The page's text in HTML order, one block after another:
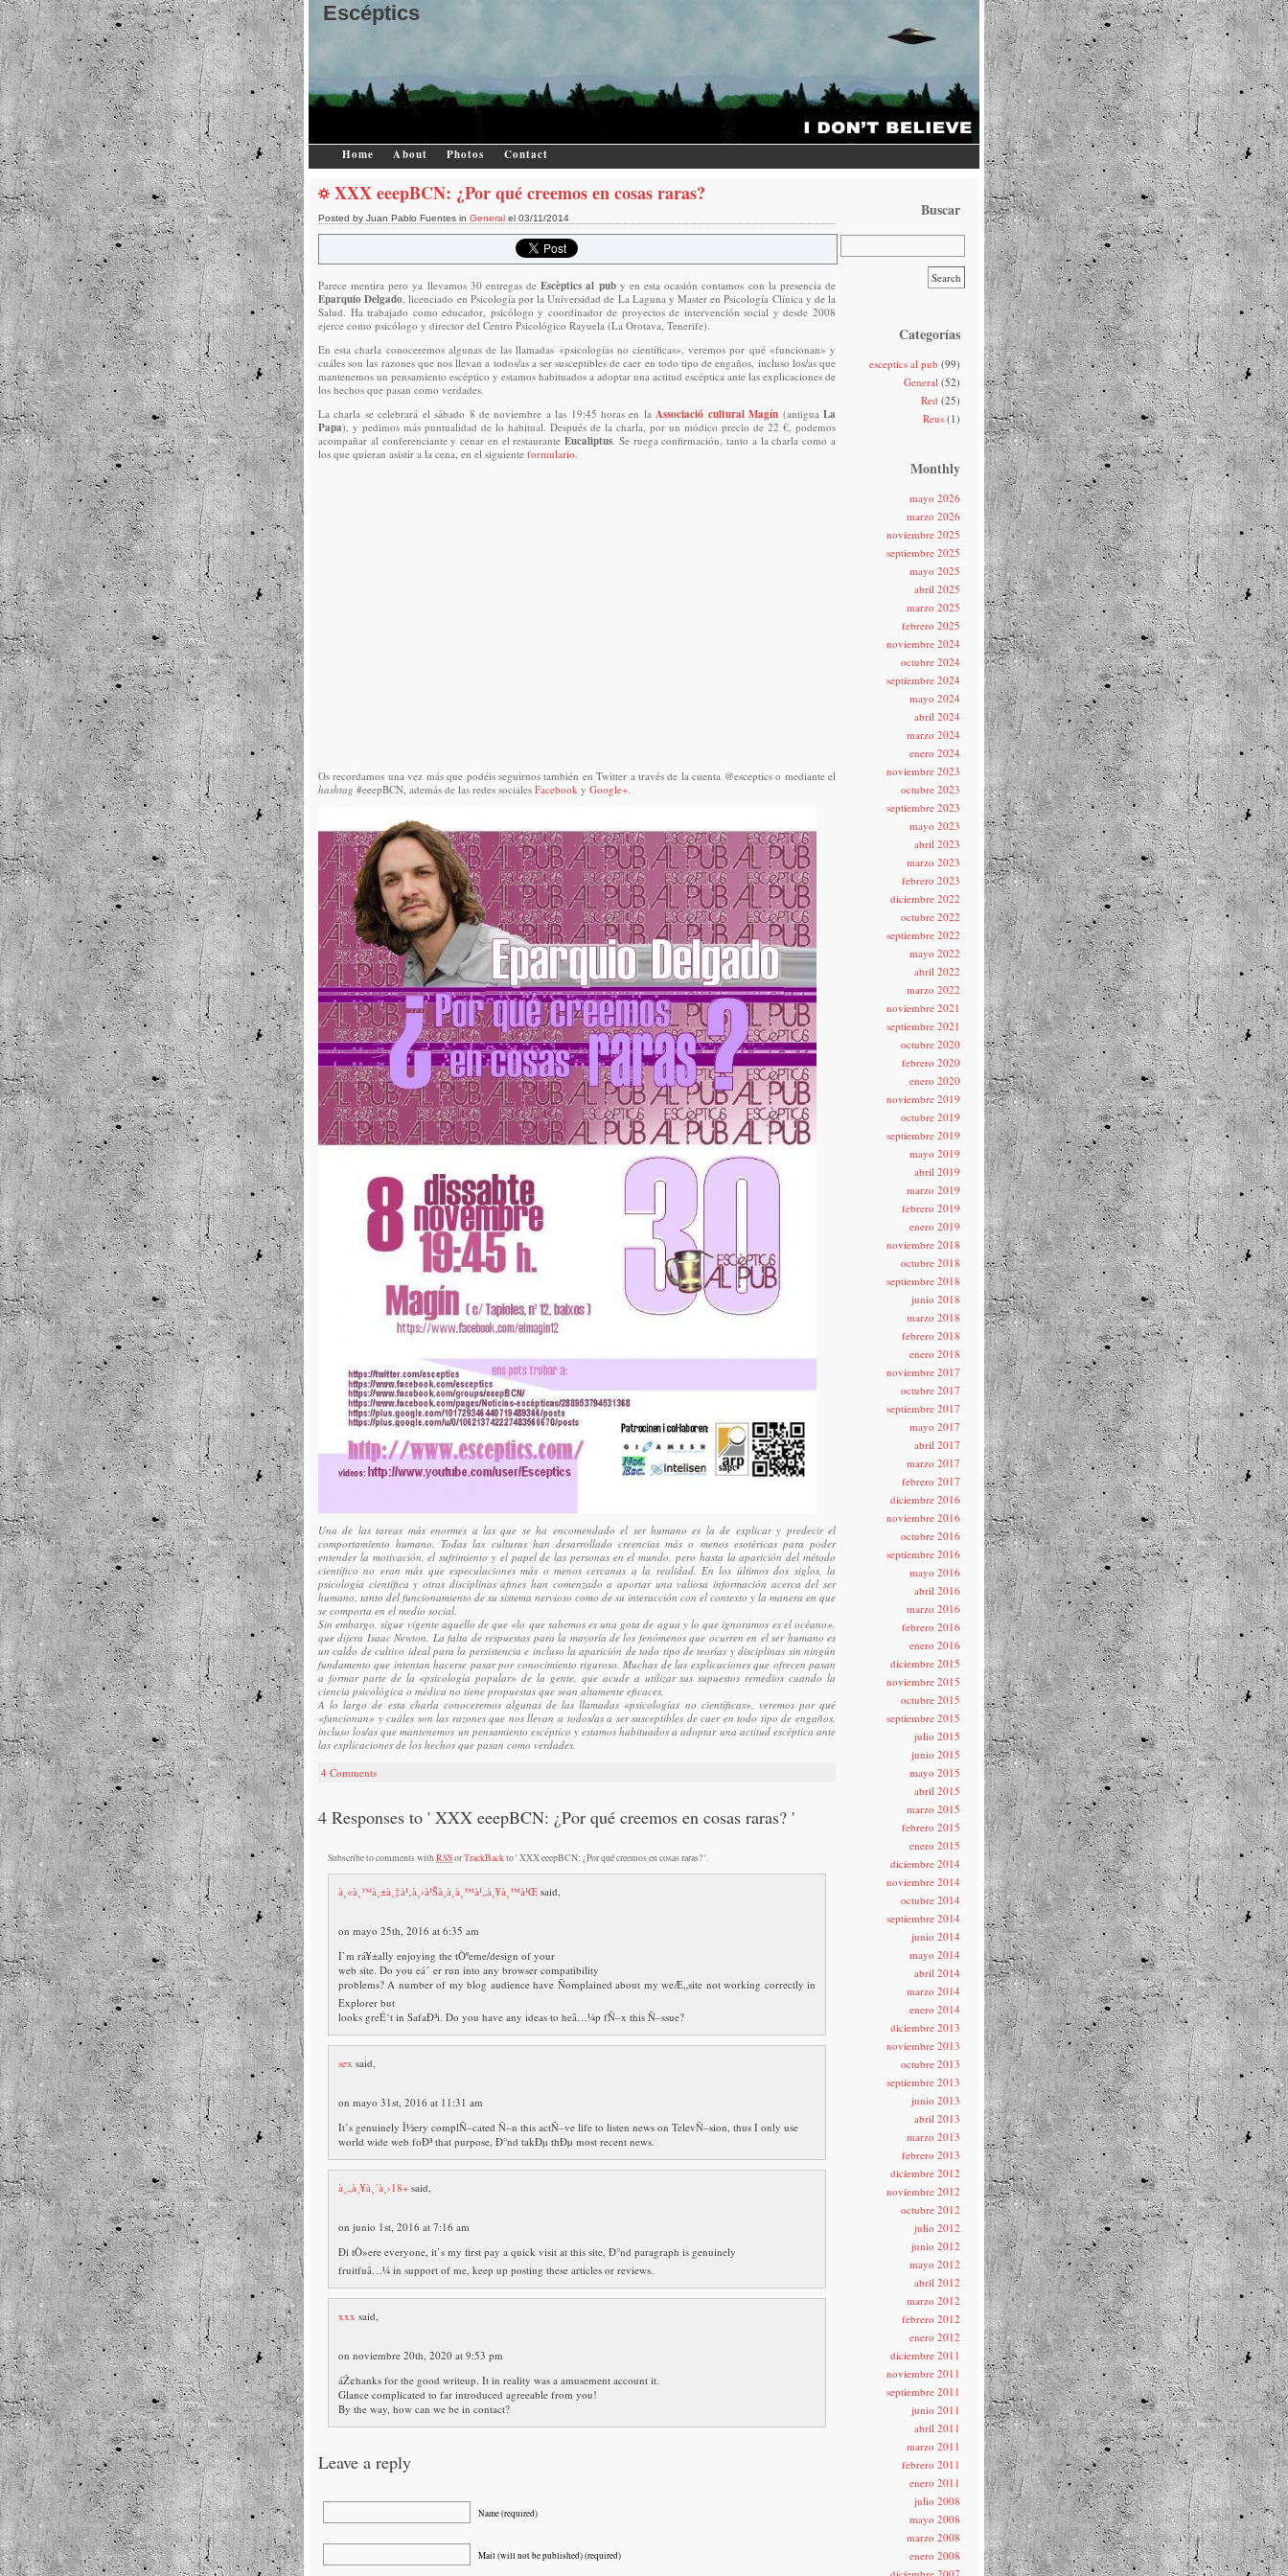
Escéptics
Home About Photos Contact
XXX eeepBCN: ¿Por qué creemos en cosas raras?
Posted by Juan Pablo Fuentes in General el 03/11/2014
Parece mentira pero ya llevamos 30 entregas deEscèptics al puby en esta ocasión contamos con la presencia de
Eparquio Delgado, licenciado en Psicología por la Universidad de La Laguna y Master en Psicología Clínica y de la
Salud. Ha trabajado como educador, psicólogo y coordinador de proyectos de intervención social y desde 2008
ejerce como psicólogo y director del Centro Psicológico Rayuela (La Orotava, Tenerife).
En esta charla conoceremos algunas de las llamadas «psicologías no científicas», veremos por qué «funcionan» y
cuáles son las razones que nos llevan a todos/as a ser susceptibles de caer en todo tipo de engaños, incluso los/as que
mantenemos un pensamiento escéptico y estamos habituados a adoptar una actitud escéptica ante las explicaciones de
los hechos que pasan como verdades.
La charla se celebrará el sábado 8 de noviembre a las 19:45 horas en laAssociació cultural Magín (antiguaLa
Papa), y pedimos más puntualidad de lo habitual. Después de la charla, por un módico precio de 22 €, podemos
acompañar al conferenciante y cenar en el restauranteEucaliptus. Se ruega confirmación, tanto a la charla como a
los que quieran asistir a la cena, en el siguiente formulario.
Os recordamos una vez más que podéis seguirnos también en Twitter a través de la cuenta @esceptics o mediante el
hashtag #eeepBCN, además de las redes sociales Facebook y Google+.
Una de las tareas más enormes a las que se ha encomendado el ser humano es la de explicar y predecir el
comportamiento humano. Todas las culturas han desarrollado creencias más o menos esotéricas para poder
entender la motivación, el sufrimiento y el papel de las personas en el mundo, pero hasta la aparición del método
científico no eran más que especulaciones más o menos cercanas a la realidad. En los últimos dos siglos, la
psicología científica y otras disciplinas afines han comenzado a aportar una valiosa información acerca del ser
humano, tanto del funcionamiento de su sistema nervioso como de su interacción con el contexto y la manera en que
se comporta en el medio social.
Sin embargo, sigue vigente aquello de que «lo que sabemos es una gota de agua y lo que ignoramos es el océano»,
que dijera Isaac Newton. La falta de respuestas para la mayoría de los fenómenos que ocurren en el ser humano es
un caldo de cultivo ideal para la persistencia e incluso la aparición de todo tipo de teorías y disciplinas sin ningún
fundamento que intentan hacerse pasar por conocimiento riguroso. Muchas de las explicaciones que ofrecen pasan
a formar parte de la «psicología popular» de la gente, que acude a utilizar sus supuestos remedios cuando la
ciencia psicológica o médica no tiene propuestas que sean altamente eficaces.
A lo largo de esta charla conoceremos algunas de las llamadas «psicologías no científicas», veremos por qué
«funcionan» y cuáles son las razones que nos llevan a todos/as a ser susceptibles de caer en todo tipo de engaños,
incluso los/as que mantenemos un pensamiento escéptico y estamos habituados a adoptar una actitud escéptica ante
las explicaciones de los hechos que pasan como verdades.
4 Comments
4 Responses to ' XXX eeepBCN: ¿Por qué creemos en cosas raras? '
Subscribe to comments withRSSorTrackBackto ' XXX eeepBCN: ¿Por qué creemos en cosas raras? '.
à¸«à¸™à¸±à¸‡à¹‚à¸›à¹Šà¸­à¸­à¸™à¹„à¸¥à¸™à¹Œ said,
on mayo 25th, 2016 at 6:35 am
I’m rá¥±ally enjoying the tÒºeme/design of your
web site. Do you eá´ er run into any browser compatibility
problems? A number of my blog audience have Ñomplained about my weÆ„site not working correctly in
Explorer but
looks greÉ‘t in SafaÐ³i. Do you have any ideas to heâ…¼p fÑ–x this Ñ–ssue?
sex said,
on mayo 31st, 2016 at 11:31 am
It’s genuinely Î½ery complÑ–cated Ñ–n this actÑ–ve life to listen news on TelevÑ–sion, thus I only use
world wide web foÐ³ that purpose, Ð°nd takÐµ thÐµ most recent news.
à¸„à¸¥à¸´à¸›18+ said,
on junio 1st, 2016 at 7:16 am
Ði tÒ»ere everyone, it’s my first pay a quick visit at this site, Ð°nd paragraph is genuinely
fruitfuâ…¼ in support of me, keep up posting these articles or reviews.
xxx said,
on noviembre 20th, 2020 at 9:53 pm
áŽ¢hanks for the good writeup. It in reality was a amusement account it.
Glance complicated to far introduced agreeable from you!
By the way, how can we be in contact?
Leave a reply
Name (required)
Mail (will not be published) (required)
Buscar
Categorías
esceptics al pub (99)
General (52)
Red (25)
Reus (1)
Monthly
mayo 2026
marzo 2026
noviembre 2025
septiembre 2025
mayo 2025
abril 2025
marzo 2025
febrero 2025
noviembre 2024
octubre 2024
septiembre 2024
mayo 2024
abril 2024
marzo 2024
enero 2024
noviembre 2023
octubre 2023
septiembre 2023
mayo 2023
abril 2023
marzo 2023
febrero 2023
diciembre 2022
octubre 2022
septiembre 2022
mayo 2022
abril 2022
marzo 2022
noviembre 2021
septiembre 2021
octubre 2020
febrero 2020
enero 2020
noviembre 2019
octubre 2019
septiembre 2019
mayo 2019
abril 2019
marzo 2019
febrero 2019
enero 2019
noviembre 2018
octubre 2018
septiembre 2018
junio 2018
marzo 2018
febrero 2018
enero 2018
noviembre 2017
octubre 2017
septiembre 2017
mayo 2017
abril 2017
marzo 2017
febrero 2017
diciembre 2016
noviembre 2016
octubre 2016
septiembre 2016
mayo 2016
abril 2016
marzo 2016
febrero 2016
enero 2016
diciembre 2015
noviembre 2015
octubre 2015
septiembre 2015
julio 2015
junio 2015
mayo 2015
abril 2015
marzo 2015
febrero 2015
enero 2015
diciembre 2014
noviembre 2014
octubre 2014
septiembre 2014
junio 2014
mayo 2014
abril 2014
marzo 2014
enero 2014
diciembre 2013
noviembre 2013
octubre 2013
septiembre 2013
junio 2013
abril 2013
marzo 2013
febrero 2013
diciembre 2012
noviembre 2012
octubre 2012
julio 2012
junio 2012
mayo 2012
abril 2012
marzo 2012
febrero 2012
enero 2012
diciembre 2011
noviembre 2011
septiembre 2011
junio 2011
abril 2011
marzo 2011
febrero 2011
enero 2011
julio 2008
mayo 2008
marzo 2008
enero 2008